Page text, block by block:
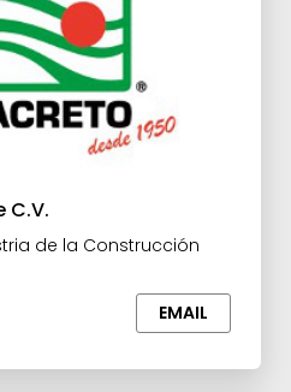
C.V.
de la Construcción
EMAIL